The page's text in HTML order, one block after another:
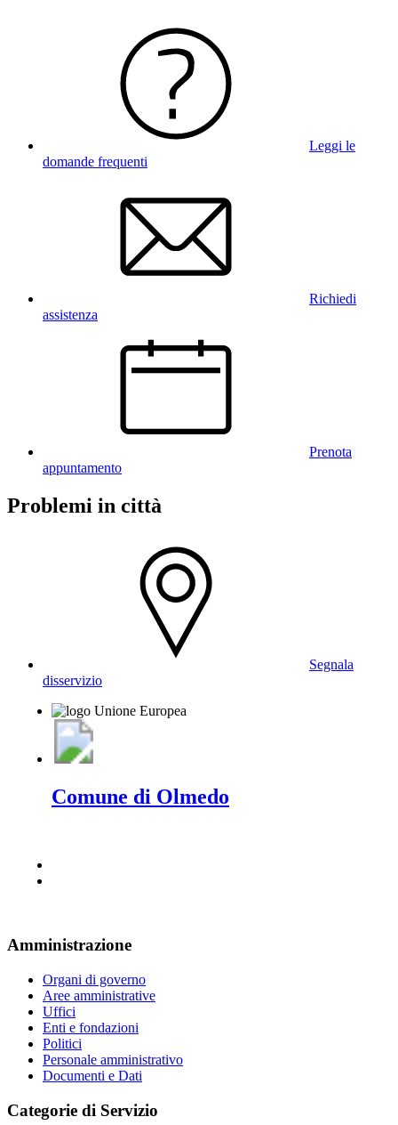
Leggi le
domande frequenti
Richiedi
assistenza
Prenota
appuntamento
Problemi in città
Segnala
disservizio
Comune di Olmedo
Amministrazione
Organi di governo
Aree amministrative
Uffici
Enti e fondazioni
Politici
Personale amministrativo
Documenti e Dati
Categorie di Servizio